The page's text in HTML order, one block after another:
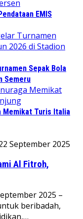
EMIS
Sepak Bola
Semeru
Memikat Turis Italia
September 2025
Al Fitroh,
2025 –
beribadah,